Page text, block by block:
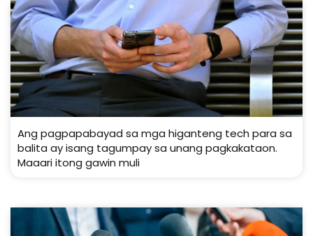
Ang pagpapabayad sa mga higanteng tech para sa
balita ay isang tagumpay sa unang pagkakataon.
Maaari itong gawin muli